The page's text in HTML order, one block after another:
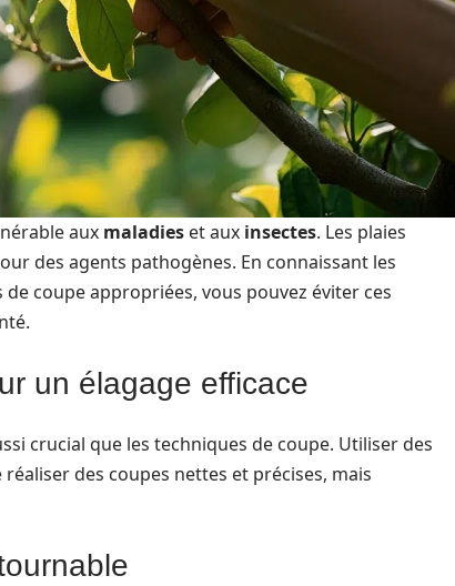
aux maladies et aux insectes. Les plaies
des agents pathogènes. En connaissant les
coupe appropriées, vous pouvez éviter ces
un élagage efficace
crucial que les techniques de coupe. Utiliser des
des coupes nettes et précises, mais